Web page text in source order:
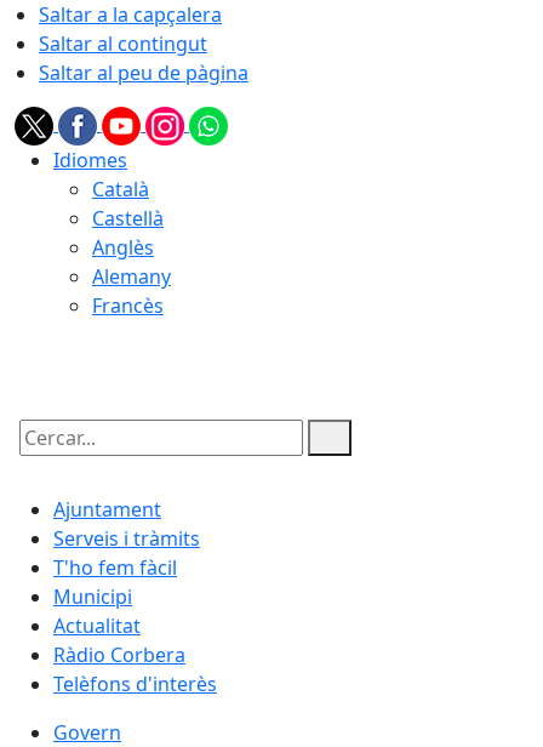
Saltar a la capçalera
Saltar al contingut
Saltar al peu de pàgina
Idiomes
Català
Castellà
Anglès
Alemany
Francès
Cercar:
Ajuntament
Serveis i tràmits
T'ho fem fàcil
Municipi
Actualitat
Ràdio Corbera
Telèfons d'interès
Govern